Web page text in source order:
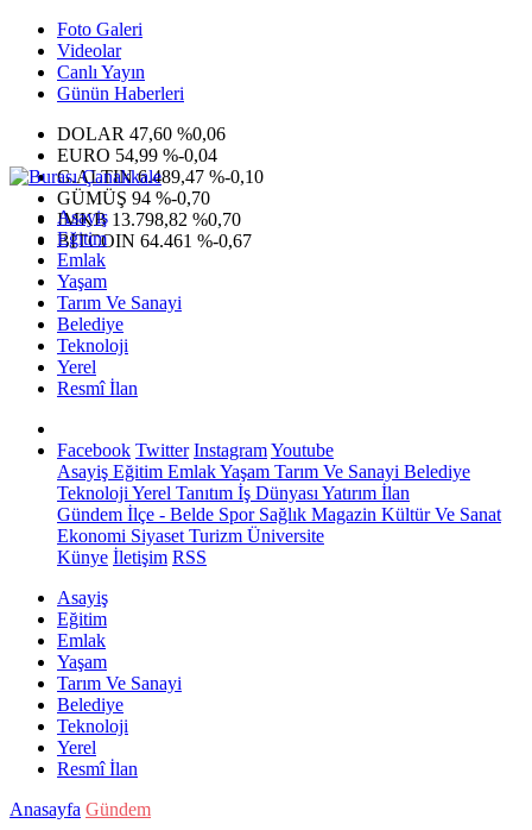
Foto Galeri
Videolar
Canlı Yayın
Günün Haberleri
DOLAR 47,60 %0,06
EURO 54,99 %-0,04
G.ALTIN6.489,47 %-0,10
GÜMÜŞ 94 %-0,70
IMKB 13.798,82 %0,70
BITCOIN 64.461 %-0,67
Asayiş
Eğitim
Emlak
Yaşam
Tarım Ve Sanayi
Belediye
Teknoloji
Yerel
Resmî İlan
Facebook Twitter InstagramYoutube
Asayiş Eğitim EmlakYaşam Tarım Ve Sanayi Belediye
Teknoloji Yerel Tanıtım İş Dünyası Yatırım İlan
Gündem İlçe - Belde SporSağlık Magazin Kültür Ve Sanat
Ekonomi Siyaset Turizm Üniversite
Künye İletişim RSS
Asayiş
Eğitim
Emlak
Yaşam
Tarım Ve Sanayi
Belediye
Teknoloji
Yerel
Resmî İlan
Anasayfa Gündem